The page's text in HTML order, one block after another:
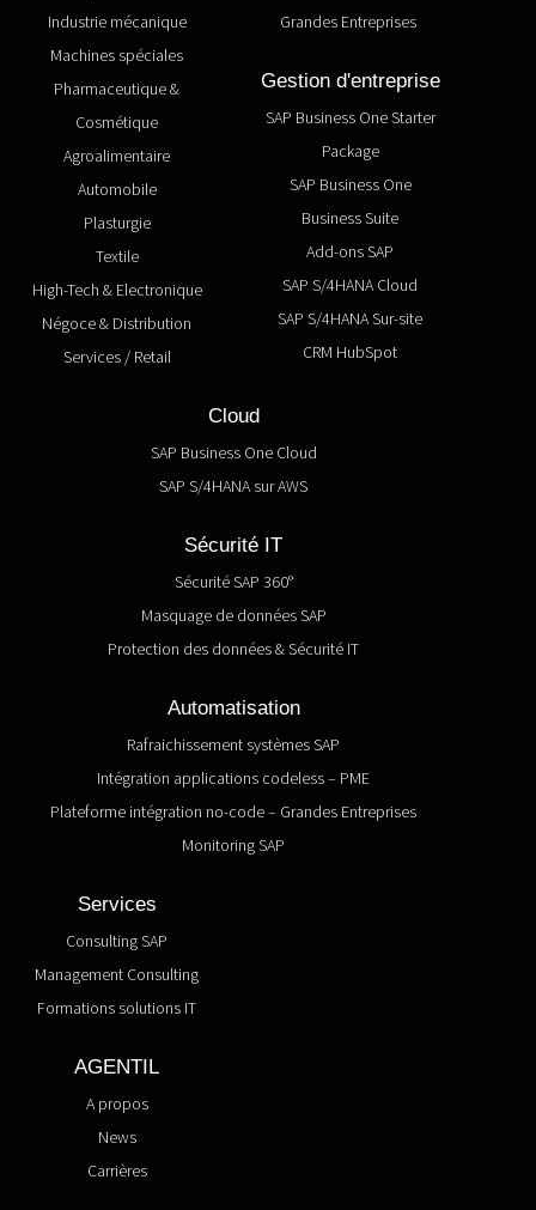
Industrie mécanique
Machines spéciales
Pharmaceutique &
Cosmétique
Agroalimentaire
Automobile
Plasturgie
Textile
High-Tech & Electronique
Négoce & Distribution
Services / Retail
Grandes Entreprises
Gestion d'entreprise
SAP Business One Starter
Package
SAP Business One
Business Suite
Add-ons SAP
SAP S/4HANA Cloud
SAP S/4HANA Sur-site
CRM HubSpot
Cloud
SAP Business One Cloud
SAP S/4HANA sur AWS
Sécurité IT
Sécurité SAP 360°
Masquage de données SAP
Protection des données & Sécurité IT
Automatisation
Rafraichissement systèmes SAP
Intégration applications codeless – PME
Plateforme intégration no-code – Grandes Entreprises
Monitoring SAP
Services
Consulting SAP
Management Consulting
Formations solutions IT
AGENTIL
A propos
News
Carrières